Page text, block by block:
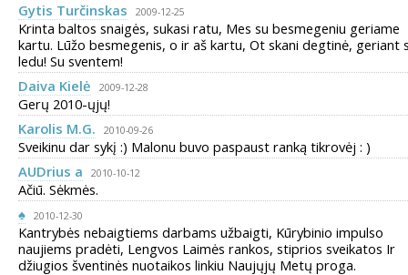
Gytis Turčinskas
2009-12-25
Krinta baltos snaigės, sukasi ratu, Mes su besmegeniu geriame
kartu. Lūžo besmegenis, o ir aš kartu, Ot skani degtinė, geriant
ledu! Su sventem!
Daiva Kielė
2009-12-28
Gerų 2010-ųjų!
Karolis M.G.
2010-09-26
Sveikinu dar sykį :) Malonu buvo paspaust ranką tikrovėj : )
AUDrius a
2010-10-12
Ačiū. Sėkmės.
♠
2010-12-30
Kantrybės nebaigtiems darbams užbaigti, Kūrybinio impulso
naujiems pradėti, Lengvos Laimės rankos, stiprios sveikatos Ir
džiugios šventinės nuotaikos linkiu Naujųjų Metų proga.